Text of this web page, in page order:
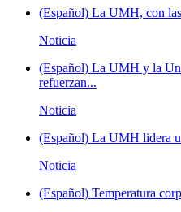
(Español) La UMH, con
Noticia
(Español) La UMH y la
refuerzan...
Noticia
(Español) La UMH lidera
Noticia
(Español) Temperatura